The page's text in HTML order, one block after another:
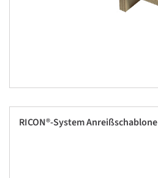
RICON®-System Anreißschablone